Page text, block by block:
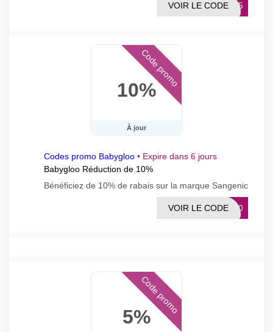
ISE5
VOIR LE CODE
10%
À jour
Code promo
Codes promo Babygloo • Expire dans 6 jours
Babygloo Réduction de 10%
Bénéficiez de 10% de rabais sur la marque Sangenic
IC10
VOIR LE CODE
5%
Code promo